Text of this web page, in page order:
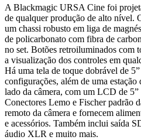
A Blackmagic URSA Cine foi
de qualquer produção de alto nível.
um chassi robusto em liga de
de policarbonato com fibra de
no set. Botões retroiluminados com
a visualização dos controles em
Há uma tela de toque dobrável de
configurações, além de uma
lado da câmera, com um LCD de 5”
Conectores Lemo e Fischer padrão
remoto da câmera e fornecem
e acessórios. Também inclui saída
áudio XLR e muito mais.